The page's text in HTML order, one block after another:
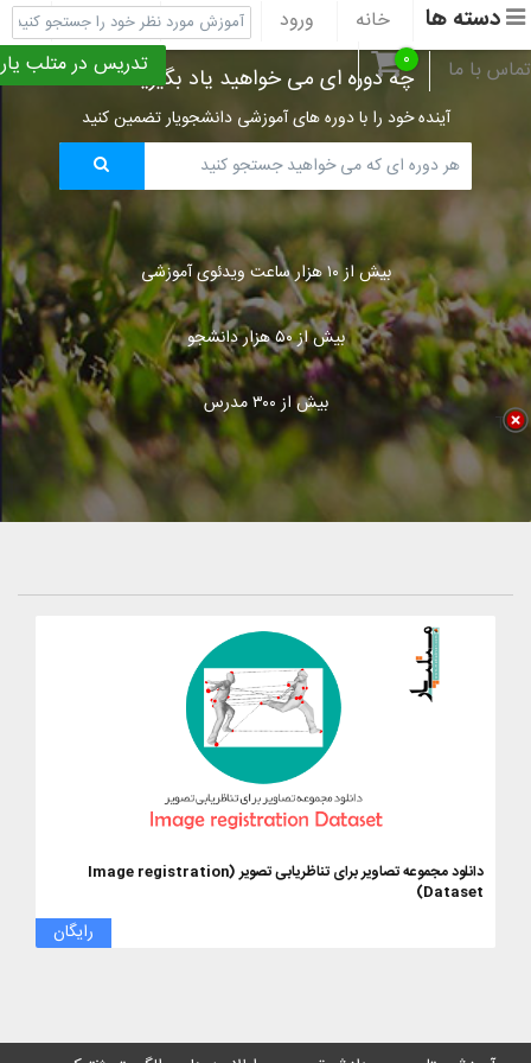
دسته ها خانه ورود ثبت نام
پشتیبانی
تماس با ما
۰ تدریس در متلب یارچه دوره ای می خواهید یاد بگیرید؟
آینده خود را با دوره های آموزشی دانشجویار تضمین کنید
بیش از ۱۰ هزار ساعت ویدئوی آموزشی
بیش از ۵۰ هزار دانشجو
بیش از ۳۰۰ مدرس
دانلود مجموعه تصاویر برای تناظریابی تصویر (Image registration
Dataset)
رایگان
Title